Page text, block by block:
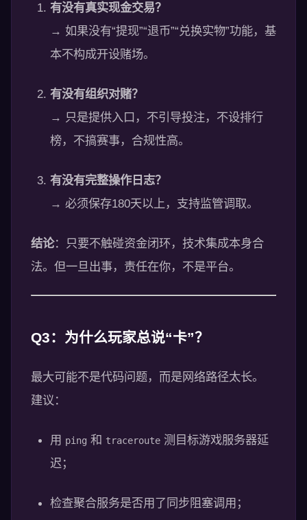
有没有真实现金交易？
→ 如果没有“提现”“退币”“兑换实物”功能，基
本不构成开设赌场。
有没有组织对赌？
→ 只是提供入口，不引导投注，不设排行
榜，不搞赛事，合规性高。
有没有完整操作日志？
→ 必须保存180天以上，支持监管调取。
结论：只要不触碰资金闭环，技术集成本身合
法。但一旦出事，责任在你，不是平台。
Q3：为什么玩家总说“卡”？
最大可能不是代码问题，而是网络路径太长。
建议：
用 ping 和 traceroute 测目标游戏服务器延
迟；
检查聚合服务是否用了同步阻塞调用；